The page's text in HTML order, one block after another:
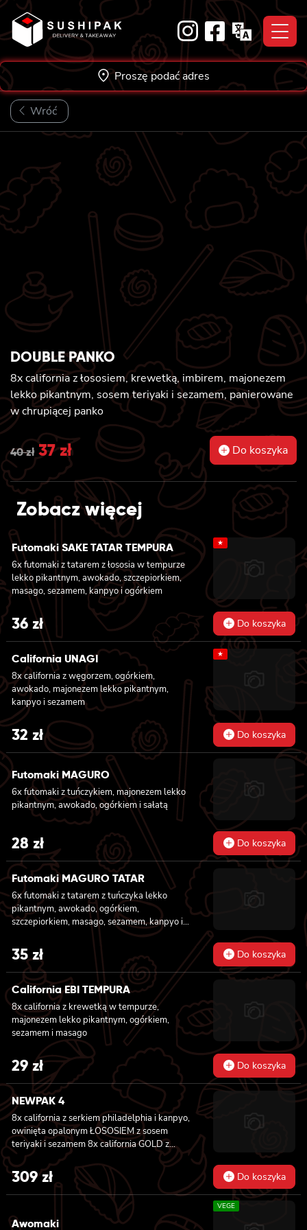
Skip
content
Proszę podać adres
Wróć
DOUBLE PANKO
8x california z łososiem, krewetką, imbirem, majonezem
lekko pikantnym, sosem teriyaki i sezamem, panierowane
w chrupiącej panko
40zł Original
price
was:
37złCurrent
price
is:
37 zł.
Do koszyka
Zobacz więcej
Futomaki SAKE TATAR TEMPURA
6x futomaki z tatarem z łososia w tempurze
lekko pikantnym, awokado, szczepiorkiem,
masago, sezamem, kanpyo i ogórkiem
★
36 zł Do koszyka
California UNAGI
8x california z węgorzem, ogórkiem,
awokado, majonezem lekko pikantnym,
kanpyo i sezamem
★
32 zł Do koszyka
Futomaki MAGURO
6x futomaki z tuńczykiem, majonezem lekko
pikantnym, awokado, ogórkiem i sałatą
28 zł Do koszyka
Futomaki MAGURO TATAR
6x futomaki z tatarem z tuńczyka lekko
pikantnym, awokado, ogórkiem,
szczepiorkiem, masago, sezamem, kanpyo i
35zł Do koszyka
California EBI TEMPURA
8x california z krewetką w tempurze,
majonezem lekko pikantnym, ogórkiem,
sezamem i masago
29 zł Do koszyka
NEWPAK 4
8x california z serkiem philadelphia i kanpyo,
owinięta opalonym ŁOSOSIEM z sosem
teriyaki i sezamem 8x california GOLD z
krewetką w tempurze, ogórkiem i
majonezem lekko pikantnym, sosem teriyaki i
sezamem owinięta WĘGORZEM 8x california
GOLD z krewetką w tempurze, ogórkiem i
majonezem lekko pikantnym owinięta
TUŃCZYKIEM 8x california GOLD z krewetką
309zł Do koszyka
Awomaki
VEGE